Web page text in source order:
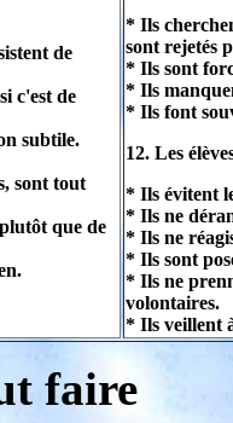
de
c'est de
subtile.
sont tout
que de
* Ils
sont rejetés
* Ils sont
* Ils
* Ils font
12. Les
* Ils évitent
* Ils ne
* Ils ne
* Ils sont
* Ils ne
volontaires.
* Ils veillent
faire